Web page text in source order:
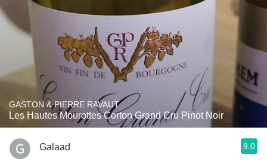
GASTON & PIERRE RAVAUT
Les Hautes Mourottes Corton Grand Cru Pinot Noir
Galaad 9.0